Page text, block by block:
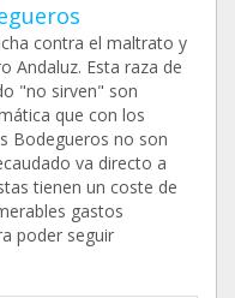
contra el maltrato y
Andaluz. Esta raza de
"no sirven" son
que con los
Bodegueros no son
va directo a
tienen un coste de
gastos
poder seguir